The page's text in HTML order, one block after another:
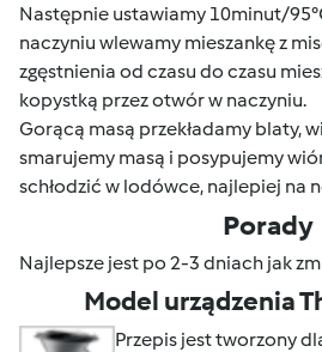
Następnie ustawiamy 10minut/
naczyniu wlewamy mieszankę z
zgęstnienia od czasu do czasu
kopystką przez otwór w naczyniu.
Gorącą masą przekładamy blaty,
smarujemy masą i posypujemy
schłodzić w lodówce, najlepiej na
Porady
Najlepsze jest po 2-3 dniach jak
Model urządzenia
Przepis jest tworzony